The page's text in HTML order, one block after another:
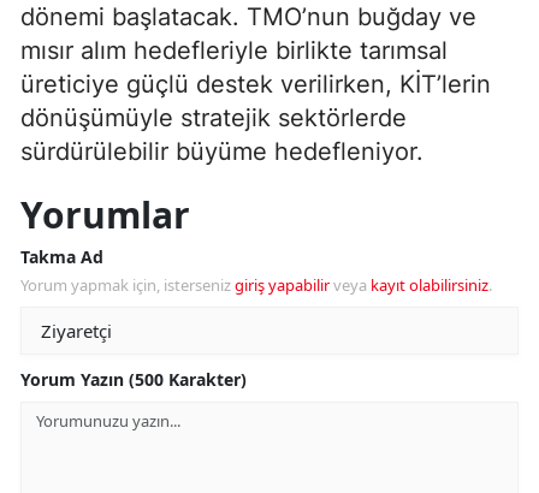
dönemi başlatacak. TMO’nun buğday ve
mısır alım hedefleriyle birlikte tarımsal
üreticiye güçlü destek verilirken, KİT’lerin
dönüşümüyle stratejik sektörlerde
sürdürülebilir büyüme hedefleniyor.
Yorumlar
Takma Ad
Yorum yapmak için, istersenizgiriş yapabilirveya kayıt olabilirsiniz.
Yorum Yazın (500 Karakter)